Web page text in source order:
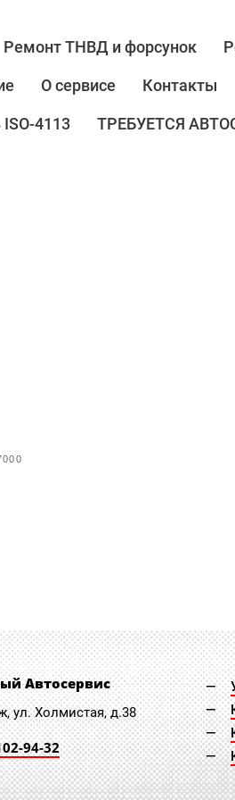
Ремонт ТНВД и форсунок
О сервисе Контакты
4113 ТРЕБУЕТСЯ
Автосервис
ул. Холмистая, д.38
94-32